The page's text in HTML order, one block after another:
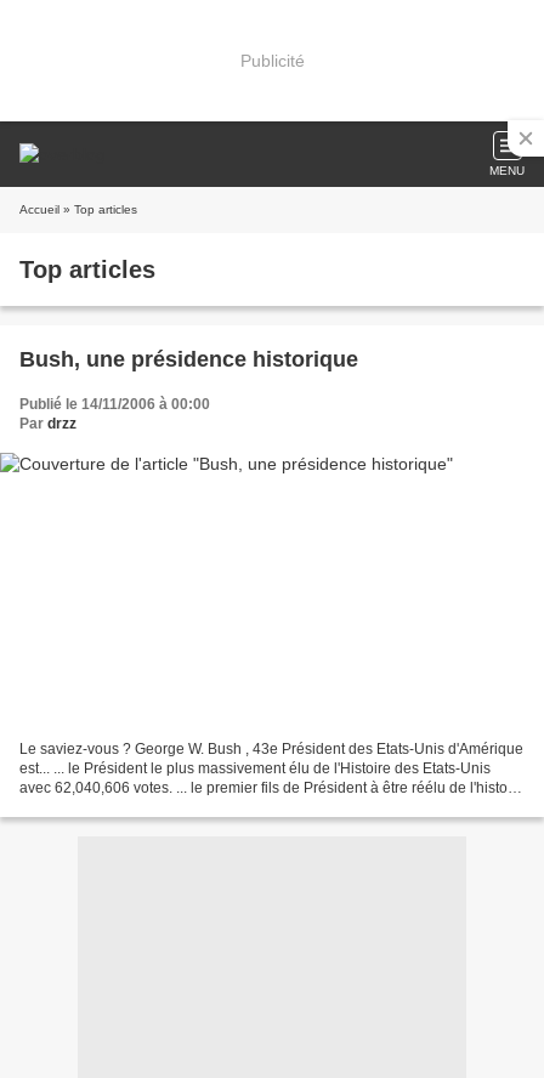
Publicité
MENU
Accueil » Top articles
Top articles
Bush, une présidence historique
Publié le 14/11/2006 à 00:00
Par drzz
Le saviez-vous ? George W. Bush , 43e Président des Etats-Unis d'Amérique
est... ... le Président le plus massivement élu de l'Histoire des Etats-Unis
avec 62,040,606 votes. ... le premier fils de Président à être réélu de l'histoire